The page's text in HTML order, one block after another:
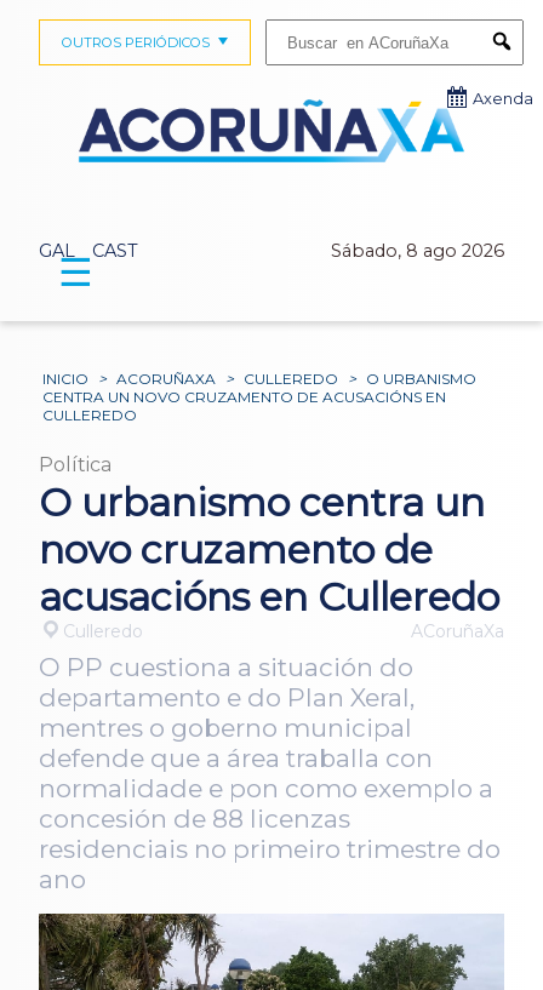
GAL CAST Sábado, 8 ago 2026
OUTROS PERIÓDICOS
Axenda
☰
INICIO > ACORUÑAXA > CULLEREDO > O URBANISMO
CENTRA UN NOVO CRUZAMENTO DE ACUSACIÓNS EN
CULLEREDO
Política
O urbanismo centra un
novo cruzamento de
acusacións en Culleredo
Culleredo ACoruñaXa
O PP cuestiona a situación do
departamento e do Plan Xeral,
mentres o goberno municipal
defende que a área traballa con
normalidade e pon como exemplo a
concesión de 88 licenzas
residenciais no primeiro trimestre do
ano